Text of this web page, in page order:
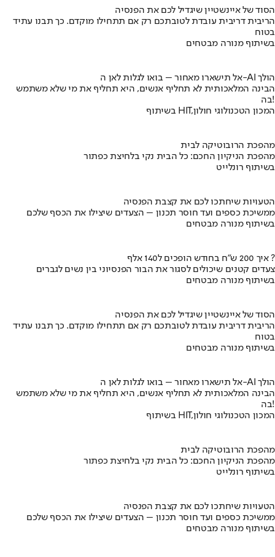
הסוד של איינשטיין שיגדיל לכם את הפנסיה
הריבית דריבית עובדת לטובתכם רק אם תתחילו מוקדם. כך תבנו עתיד
בטוח
בשיתוף מנורה מבטחים
אל תישארו מאחור – בואו לגלות לאן ה-AI הולך
הבינה המלאכותית לא תחליף אנשים, היא תחליף את מי שלא משתמש
בה!
בשיתוף HIT,המכון הטכנולוגי חולון
מהפכת הרובוטיקה לבית
מהפכת הניקיון החכם: כל הבית נקי בלחיצת כפתור
בשיתוף רונלייט
הטעויות שיחתכו לכם את קצבת הפנסיה
ממשיכת כספים ועד חוסר תכנון – הצעדים שיצילו את הכסף שלכם
בשיתוף מנורה מבטחים
איך 200 ש"ח בחודש הופכים ל140 אלף ?
צעדים קטנים שיכולים לסגור את הבור הפנסיוני בין נשים לגברים
בשיתוף מנורה מבטחים
הסוד של איינשטיין שיגדיל לכם את הפנסיה
הריבית דריבית עובדת לטובתכם רק אם תתחילו מוקדם. כך תבנו עתיד
בטוח
בשיתוף מנורה מבטחים
אל תישארו מאחור – בואו לגלות לאן ה-AI הולך
הבינה המלאכותית לא תחליף אנשים, היא תחליף את מי שלא משתמש
בה!
בשיתוף HIT,המכון הטכנולוגי חולון
מהפכת הרובוטיקה לבית
מהפכת הניקיון החכם: כל הבית נקי בלחיצת כפתור
בשיתוף רונלייט
הטעויות שיחתכו לכם את קצבת הפנסיה
ממשיכת כספים ועד חוסר תכנון – הצעדים שיצילו את הכסף שלכם
בשיתוף מנורה מבטחים